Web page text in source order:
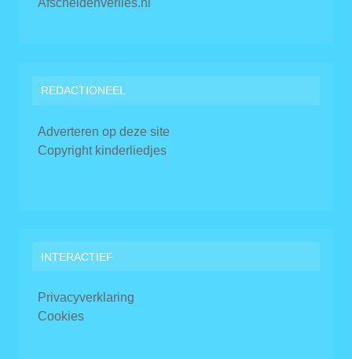
Afscheidenverlies.nl
REDACTIONEEL
Adverteren op deze site
Copyright kinderliedjes
INTERACTIEF
Privacyverklaring
Cookies